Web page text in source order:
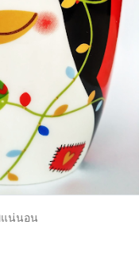
แน่นอน